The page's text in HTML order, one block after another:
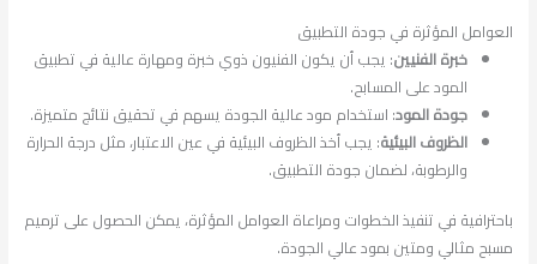
العوامل المؤثرة في جودة التطبيق
خبرة الفنيين: يجب أن يكون الفنيون ذوي خبرة ومهارة عالية في تطبيق
المود على المسابح.
جودة المود: استخدام مود عالية الجودة يسهم في تحقيق نتائج متميزة.
الظروف البيئية: يجب أخذ الظروف البيئية في عين الاعتبار، مثل درجة الحرارة
والرطوبة، لضمان جودة التطبيق.
باحترافية في تنفيذ الخطوات ومراعاة العوامل المؤثرة، يمكن الحصول على ترميم
مسبح مثالي ومتين بمود عالي الجودة.